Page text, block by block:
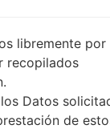
libremente por
recopilados
Datos
de